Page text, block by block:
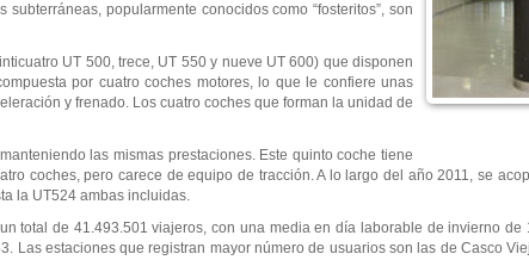
popularmente conocidos como “fosteritos”, son
UT 500, trece, UT 550 y nueve UT 600) que disponen
por cuatro coches motores, lo que le confiere unas
y frenado. Los cuatro coches que forman la unidad de
las mismas prestaciones. Este quinto coche tiene
coches, pero carece de equipo de tracción. A lo largo del año 2011, se
la UT524 ambas incluidas.
total de 41.493.501 viajeros, con una media en día laborable de invierno de
Las estaciones que registran mayor número de usuarios son las de Casco